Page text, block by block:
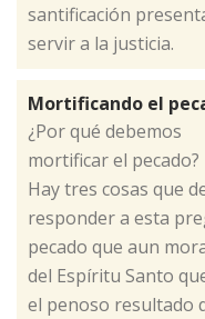
santificación
servir a la justicia.
Mortificando el
¿Por qué debemos
mortificar el pecado?
Hay tres cosas que
responder a esta
pecado que aun
del Espíritu Santo
el penoso resultado